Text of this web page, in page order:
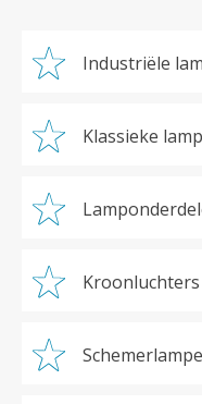
Industriële
Klassieke
Kroonluchters